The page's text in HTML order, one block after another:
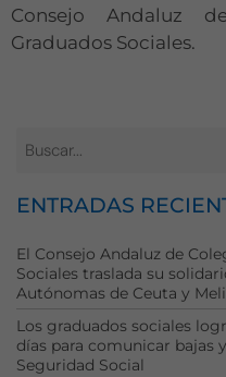
Consejo Andaluz
Graduados Sociales.
ENTRADAS
El Consejo Andaluz de
Sociales traslada su
Autónomas de Ceuta y
Los graduados sociales
días para comunicar bajas
Seguridad Social